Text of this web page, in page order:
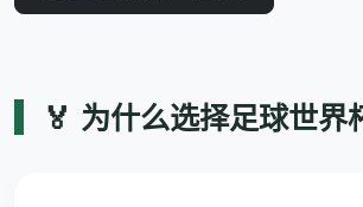
🏅 为什么选择足球世界